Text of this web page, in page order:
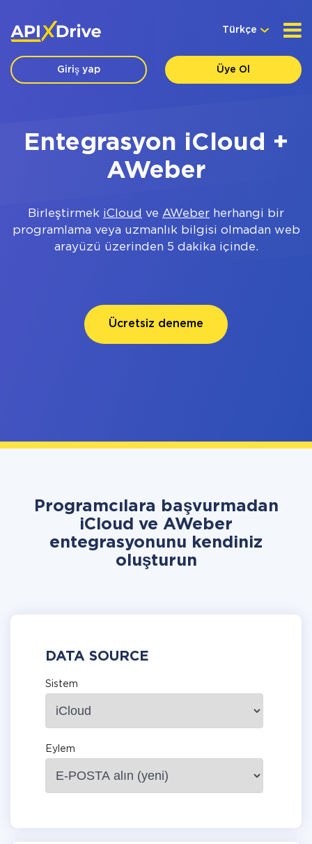
Türkçe
Giriş yap Üye Ol
Entegrasyon iCloud +
AWeber
Birleştirmek iCloud ve AWeber herhangi bir
programlama veya uzmanlık bilgisi olmadan web
arayüzü üzerinden 5 dakika içinde.
Ücretsiz deneme
Programcılara başvurmadan
iCloud ve AWeber
entegrasyonunu kendiniz
oluşturun
DATA SOURCE
Sistem
Eylem